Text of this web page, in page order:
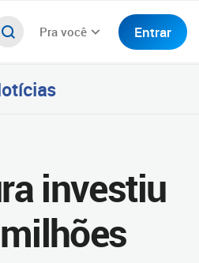
Pra você Entrar
investiu